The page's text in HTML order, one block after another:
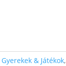
Gyerekek & Játékok,